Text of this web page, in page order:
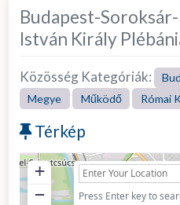
Budapest-
István Király
Közösség Kategóriák:
Megye
Működő Római
Térkép
+
−
Press Enter key to